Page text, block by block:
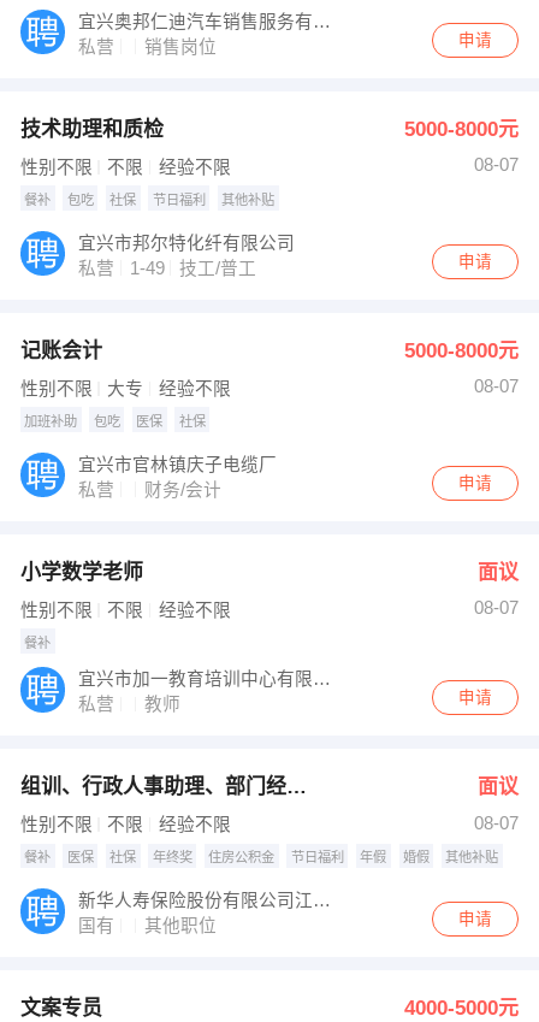
宜兴奥邦仁迪汽车销售服务有限公司
私营
销售岗位 申请
技术助理和质检 5000-8000元
性别不限 不限 经验不限 08-07
餐补 包吃 社保 节日福利 其他补贴
宜兴市邦尔特化纤有限公司
私营
1-49 技工/普工 申请
记账会计 5000-8000元
性别不限 大专 经验不限 08-07
加班补助 包吃 医保 社保
宜兴市官林镇庆子电缆厂
私营
财务/会计 申请
小学数学老师 面议
性别不限 不限 经验不限 08-07
餐补
宜兴市加一教育培训中心有限公司
私营
教师 申请
组训、行政人事助理、部门经理主管 面议
性别不限 不限 经验不限 08-07
餐补 医保 社保 年终奖 住房公积金 节日福利 年假 婚假 其他补贴
新华人寿保险股份有限公司江苏省无锡中心支公司宜兴营
国有
其他职位 申请
文案专员 4000-5000元